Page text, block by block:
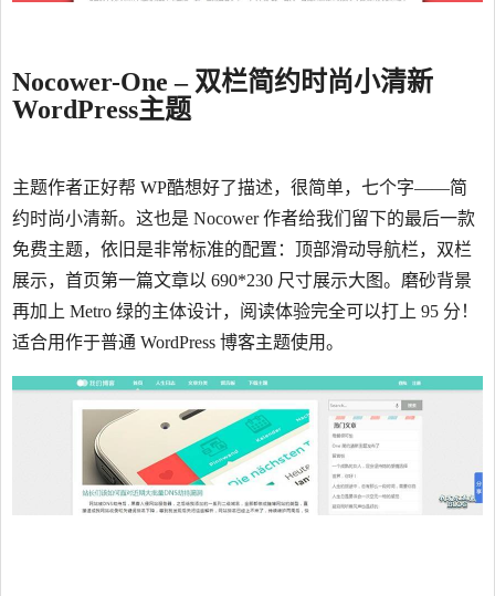
Nocower-One – 双栏简约时尚小清新
WordPress主题
主题作者正好帮 WP酷想好了描述，很简单，七个字——简
约时尚小清新。这也是 Nocower 作者给我们留下的最后一款
免费主题，依旧是非常标准的配置：顶部滑动导航栏，双栏
展示，首页第一篇文章以 690*230 尺寸展示大图。磨砂背景
再加上 Metro 绿的主体设计，阅读体验完全可以打上 95 分！
适合用作于普通 WordPress 博客主题使用。